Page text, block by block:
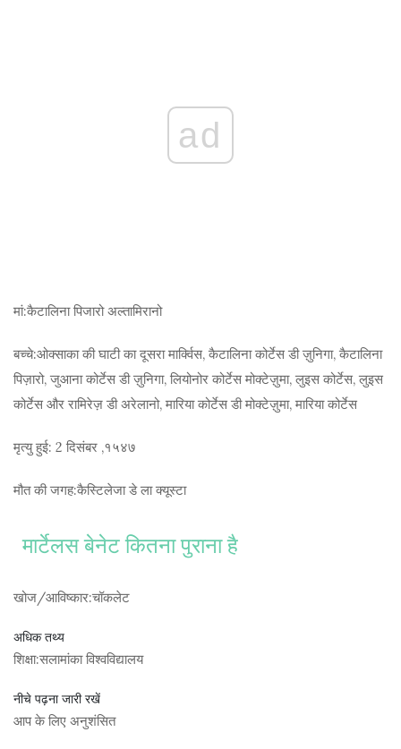
ad
मां:कैटालिना पिजारो अल्तामिरानो
बच्चे:ओक्साका की घाटी का दूसरा मार्क्विस, कैटालिना कोर्टेस डी ज़ुनिगा, कैटालिना
पिज़ारो, जुआना कोर्टेस डी ज़ुनिगा, लियोनोर कोर्टेस मोक्टेज़ुमा, लुइस कोर्टेस, लुइस
कोर्टेस और रामिरेज़ डी अरेलानो, मारिया कोर्टेस डी मोक्टेज़ुमा, मारिया कोर्टेस
मृत्यु हुई: 2 दिसंबर ,१५४७
मौत की जगह:कैस्टिलेजा डे ला क्यूस्टा
मार्टेलस बेनेट कितना पुराना है
खोज/आविष्कार:चॉकलेट
अधिक तथ्य
शिक्षा:सलामांका विश्वविद्यालय
नीचे पढ़ना जारी रखें
आप के लिए अनुशंसित